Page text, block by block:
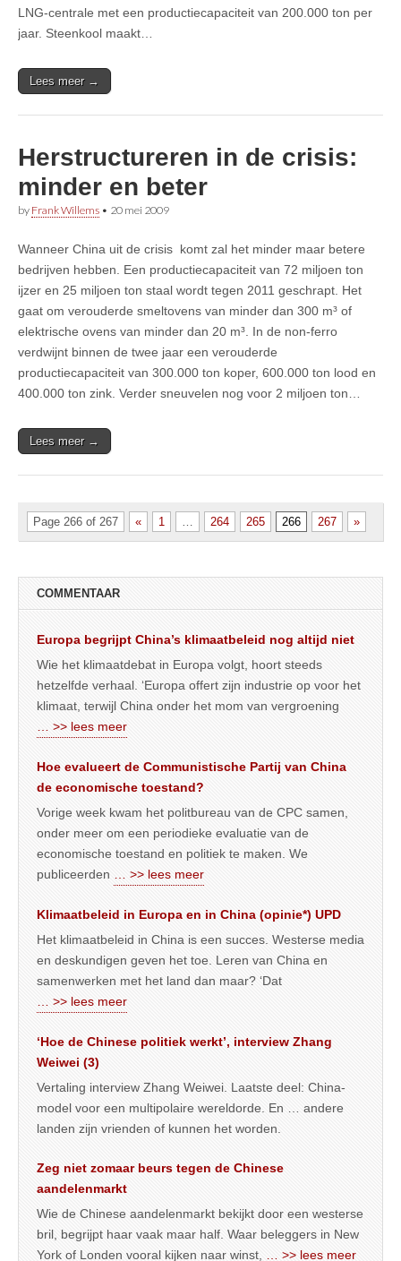
LNG-centrale met een productiecapaciteit van 200.000 ton per
jaar. Steenkool maakt…
Lees meer →
Herstructureren in de crisis:
minder en beter
by Frank Willems • 20 mei 2009
Wanneer China uit de crisis komt zal het minder maar betere
bedrijven hebben. Een productiecapaciteit van 72 miljoen ton
ijzer en 25 miljoen ton staal wordt tegen 2011 geschrapt. Het
gaat om verouderde smeltovens van minder dan 300 m³ of
elektrische ovens van minder dan 20 m³. In de non-ferro
verdwijnt binnen de twee jaar een verouderde
productiecapaciteit van 300.000 ton koper, 600.000 ton lood en
400.000 ton zink. Verder sneuvelen nog voor 2 miljoen ton…
Lees meer →
Page 266 of 267 « 1 264 265 266 267 »
COMMENTAAR
Europa begrijpt China’s klimaatbeleid nog altijd niet
Wie het klimaatdebat in Europa volgt, hoort steeds
hetzelfde verhaal. ‘Europa offert zijn industrie op voor het
klimaat, terwijl China onder het mom van vergroening
… >> lees meer
Hoe evalueert de Communistische Partij van China
de economische toestand?
Vorige week kwam het politbureau van de CPC samen,
onder meer om een periodieke evaluatie van de
economische toestand en politiek te maken. We
publiceerden
… >> lees meer
Klimaatbeleid in Europa en in China (opinie*) UPD
Het klimaatbeleid in China is een succes. Westerse media
en deskundigen geven het toe. Leren van China en
samenwerken met het land dan maar? ‘Dat
… >> lees meer
‘Hoe de Chinese politiek werkt’, interview Zhang
Weiwei (3)
Vertaling interview Zhang Weiwei. Laatste deel: China-
model voor een multipolaire wereldorde. En … andere
landen zijn vrienden of kunnen het worden.
Zeg niet zomaar beurs tegen de Chinese
aandelenmarkt
Wie de Chinese aandelenmarkt bekijkt door een westerse
bril, begrijpt haar vaak maar half. Waar beleggers in New
York of Londen vooral kijken naar winst,
… >> lees meer